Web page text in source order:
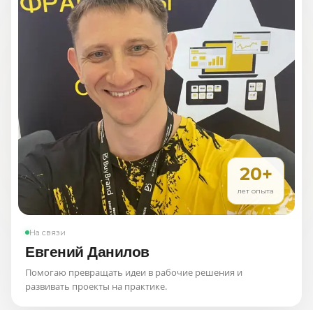
20+
лет опыта
На связи
Евгений Данилов
Помогаю превращать идеи в рабочие решения и
развивать проекты на практике.